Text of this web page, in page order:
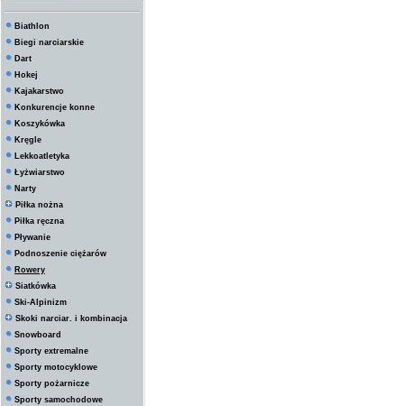
Biathlon
Biegi narciarskie
Dart
Hokej
Kajakarstwo
Konkurencje konne
Koszykówka
Kręgle
Lekkoatletyka
Łyżwiarstwo
Narty
Piłka nożna
Piłka ręczna
Pływanie
Podnoszenie ciężarów
Rowery
Siatkówka
Ski-Alpinizm
Skoki narciar. i kombinacja
Snowboard
Sporty extremalne
Sporty motocyklowe
Sporty pożarnicze
Sporty samochodowe